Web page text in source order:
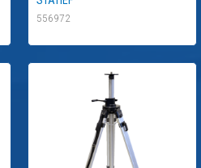
556972